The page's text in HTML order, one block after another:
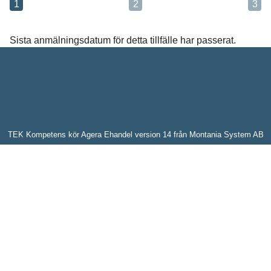
1 2 3
Sista anmälningsdatum för detta tillfälle har passerat.
TEK Kompetens kör Agera Ehandel version 14 från Montania System AB
Meddelande*